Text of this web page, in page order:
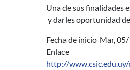
Una de sus finalidades
y darles oportunidad
Fecha de inicio Mar,
Enlace
http://